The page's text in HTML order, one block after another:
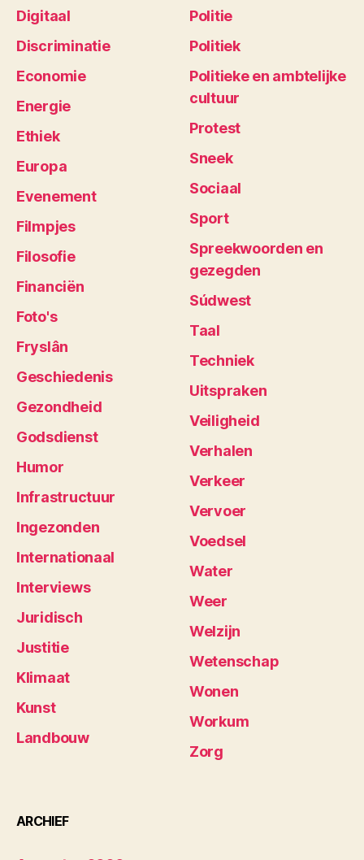
Digitaal
Discriminatie
Economie
Energie
Ethiek
Europa
Evenement
Filmpjes
Filosofie
Financiën
Foto's
Fryslân
Geschiedenis
Gezondheid
Godsdienst
Humor
Infrastructuur
Ingezonden
Internationaal
Interviews
Juridisch
Justitie
Klimaat
Kunst
Landbouw
Politie
Politiek
Politieke en ambtelijke
cultuur
Protest
Sneek
Sociaal
Sport
Spreekwoorden en
gezegden
Súdwest
Taal
Techniek
Uitspraken
Veiligheid
Verhalen
Verkeer
Vervoer
Voedsel
Water
Weer
Welzijn
Wetenschap
Wonen
Workum
Zorg
ARCHIEF